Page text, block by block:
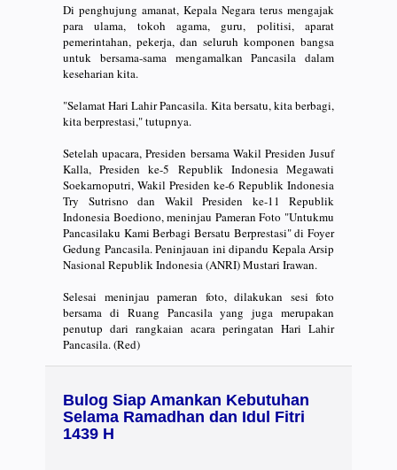
Di penghujung amanat, Kepala Negara terus mengajak
para ulama, tokoh agama, guru, politisi, aparat
pemerintahan, pekerja, dan seluruh komponen bangsa
untuk bersama-sama mengamalkan Pancasila dalam
keseharian kita.
"Selamat Hari Lahir Pancasila. Kita bersatu, kita berbagi,
kita berprestasi," tutupnya.
Setelah upacara, Presiden bersama Wakil Presiden Jusuf
Kalla, Presiden ke-5 Republik Indonesia Megawati
Soekarnoputri, Wakil Presiden ke-6 Republik Indonesia
Try Sutrisno dan Wakil Presiden ke-11 Republik
Indonesia Boediono, meninjau Pameran Foto "Untukmu
Pancasilaku Kami Berbagi Bersatu Berprestasi" di Foyer
Gedung Pancasila. Peninjauan ini dipandu Kepala Arsip
Nasional Republik Indonesia (ANRI) Mustari Irawan.
Selesai meninjau pameran foto, dilakukan sesi foto
bersama di Ruang Pancasila yang juga merupakan
penutup dari rangkaian acara peringatan Hari Lahir
Pancasila. (Red)
Bulog Siap Amankan Kebutuhan
Selama Ramadhan dan Idul Fitri
1439 H